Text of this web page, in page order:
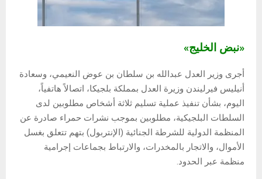
«نبض الخليج»
أجرى وزير العدل عبدالله بن سلطان بن عوض النعيمي، وسعادة
أنيليس فيرليندن وزيرة العدل بمملكة بلجيكا، اتصالاً هاتفياً،
اليوم، بشأن تنفيذ عملية تسليم ثلاثة أشخاص مطلوبين لدى
السلطات البلجيكية، مطلوبين بموجب نشرات حمراء صادرة عن
المنظمة الدولية للشرطة الجنائية (الإنتربول) بتهم تتعلق بغسل
الأموال، والاتجار بالمخدرات، والارتباط بجماعات إجرامية
منظمة عبر الحدود.